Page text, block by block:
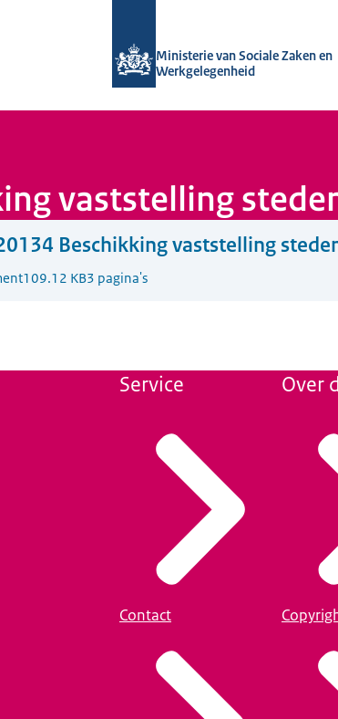
Ministerie van Sociale Zaken en
Werkgelegenheid
vaststelling
Beschikking vaststelling
109.12 KB3 pagina's
Service
Contact
Over